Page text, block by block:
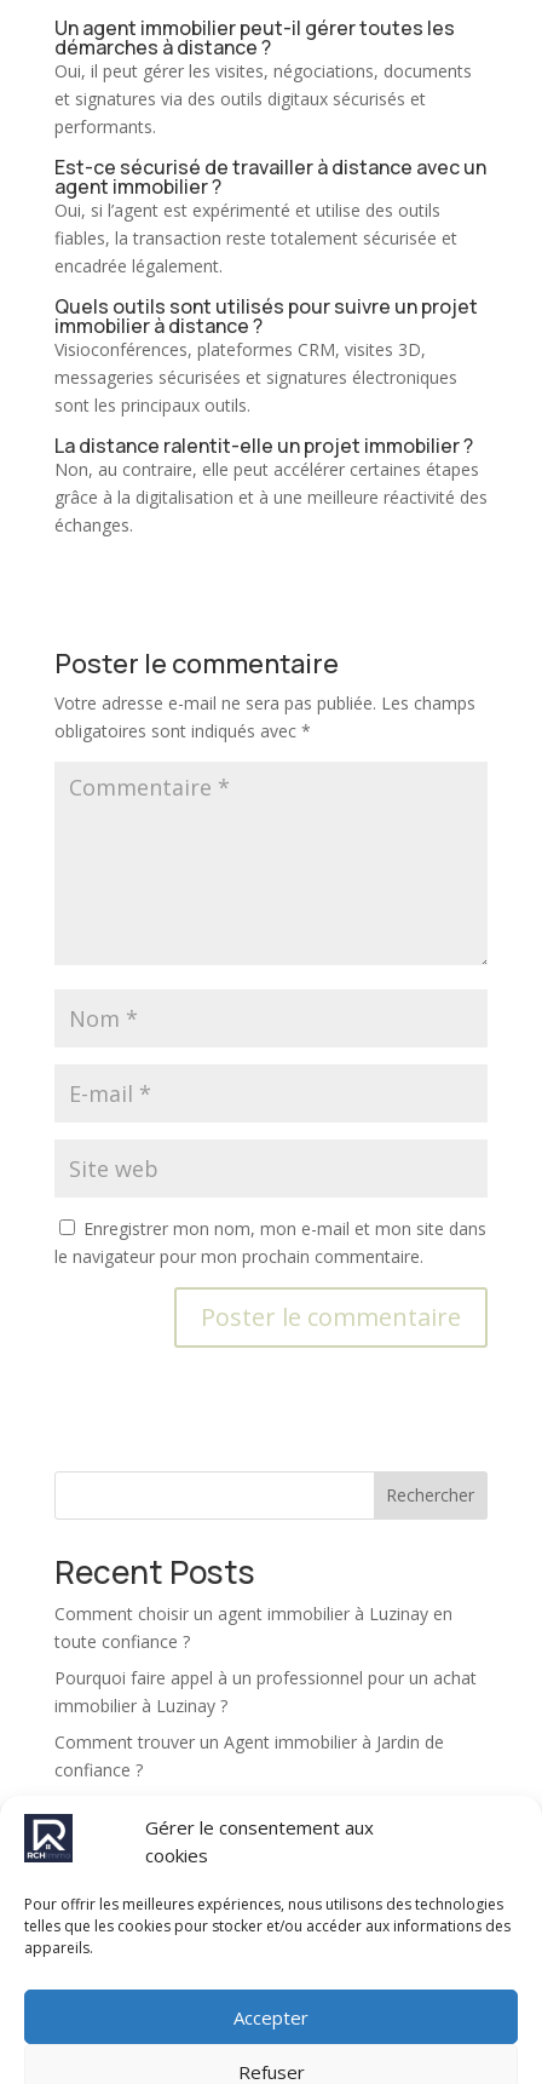
Gérer le consentement aux
cookies
Pour offrir les meilleures expériences, nous utilisons des technologies
telles que les cookies pour stocker et/ou accéder aux informations des
appareils.
Accepter
Refuser
Un agent immobilier peut-il gérer toutes les
démarches à distance ?
Oui, il peut gérer les visites, négociations, documents
et signatures via des outils digitaux sécurisés et
performants.
Est-ce sécurisé de travailler à distance avec un
agent immobilier ?
Oui, si l’agent est expérimenté et utilise des outils
fiables, la transaction reste totalement sécurisée et
encadrée légalement.
Quels outils sont utilisés pour suivre un projet
immobilier à distance ?
Visioconférences, plateformes CRM, visites 3D,
messageries sécurisées et signatures électroniques
sont les principaux outils.
La distance ralentit-elle un projet immobilier ?
Non, au contraire, elle peut accélérer certaines étapes
grâce à la digitalisation et à une meilleure réactivité des
échanges.
Poster le commentaire
Votre adresse e-mail ne sera pas publiée. Les champs
obligatoires sont indiqués avec *
Enregistrer mon nom, mon e-mail et mon site dans
le navigateur pour mon prochain commentaire.
r
t
i
v
e
:
Rechercher
Recent Posts
Comment choisir un agent immobilier à Luzinay en
toute confiance ?
Pourquoi faire appel à un professionnel pour un achat
immobilier à Luzinay ?
Comment trouver un Agent immobilier à Jardin de
confiance ?
pour vendre son bien ?
Comment se déroule une expertise immobilière à
Jardin ?
Recent Comments